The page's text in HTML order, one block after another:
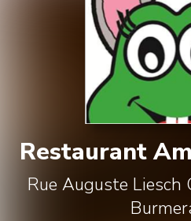
Restaurant
Rue Auguste